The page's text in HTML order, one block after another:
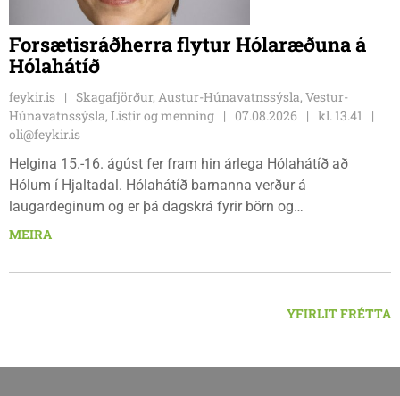
Forsætisráðherra flytur Hólaræðuna á
Hólahátíð
feykir.is
Skagafjörður, Austur-Húnavatnssýsla, Vestur-
Húnavatnssýsla, Listir og menning
07.08.2026
kl. 13.41
oli@feykir.is
Helgina 15.-16. ágúst fer fram hin árlega Hólahátíð að
Hólum í Hjaltadal. Hólahátíð barnanna verður á
laugardeginum og er þá dagskrá fyrir börn og
fjölskyldur.Lydía Einarsdóttir svæðisstjóri æskulýðsmála og
MEIRA
YFIRLIT FRÉTTA